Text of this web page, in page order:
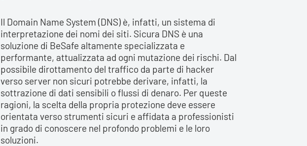
Il Domain Name System (DNS) è, infatti, un sistema di
interpretazione dei nomi dei siti. Sicura DNS è una
soluzione di BeSafe altamente specializzata e
performante, attualizzata ad ogni mutazione dei rischi. Dal
possibile dirottamento del traffico da parte di hacker
verso server non sicuri potrebbe derivare, infatti, la
sottrazione di dati sensibili o flussi di denaro. Per queste
ragioni, la scelta della propria protezione deve essere
orientata verso strumenti sicuri e affidata a professionisti
in grado di conoscere nel profondo problemi e le loro
soluzioni.